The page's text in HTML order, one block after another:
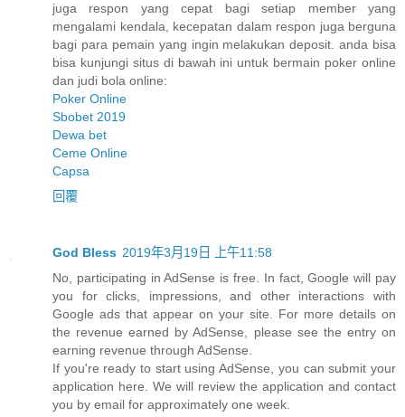
juga respon yang cepat bagi setiap member yang
mengalami kendala, kecepatan dalam respon juga berguna
bagi para pemain yang ingin melakukan deposit. anda bisa
bisa kunjungi situs di bawah ini untuk bermain poker online
dan judi bola online:
Poker Online
Sbobet 2019
Dewa bet
Ceme Online
Capsa
回覆
God Bless 2019年3月19日 上午11:58
No, participating in AdSense is free. In fact, Google will pay
you for clicks, impressions, and other interactions with
Google ads that appear on your site. For more details on
the revenue earned by AdSense, please see the entry on
earning revenue through AdSense.
If you're ready to start using AdSense, you can submit your
application here. We will review the application and contact
you by email for approximately one week.